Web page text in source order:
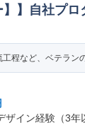
】】自社プ
工程など、ベテラ
ザイン経験（3年